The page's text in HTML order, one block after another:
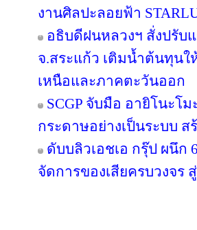
งานศิลปะลอยฟ้า
อธิบดีฝนหลวงฯ สั่งปรับ
จ.สระแก้ว เติมน้ำต้นทุน
เหนือและภาคตะวันออก
SCGP จับมือ อายิโนะโ
กระดาษอย่างเป็นระบบ
ดับบลิวเอชเอ กรุ๊ป ผนึก
จัดการของเสียครบวงจร